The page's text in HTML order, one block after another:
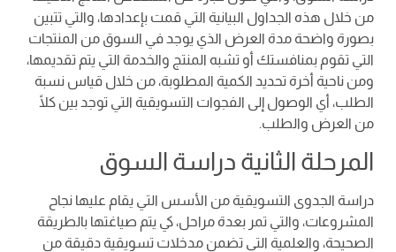
من خلال هذه الجداول البيانية التي قمت بإعدادها، والتي تتبين
بصورة واضحة مدة العرض الذي يوجد في السوق من المنتجات
التي تقوم بمنافستك أو تشبه المنتج والخدمة التي يتم تقديمها،
ومن ناحية أخرة تحديد الكمية المطلوبة، من خلال قياس نسبة
الطلب، أي الوصول إلى الفجوات التسويقية التي توجد بين كلًا
من العرض والطلب.
المرحلة الثانية دراسة السوق
دراسة الجدوى التسويقية من الأسس التي يقام عليها نجاح
المشروعات، والتي تمر بعدة مراحل، كي يتم صياغتها بالطريقة
الصحيحة، والعلمية التي تضمن مدخلات تسويقية دقيقة من